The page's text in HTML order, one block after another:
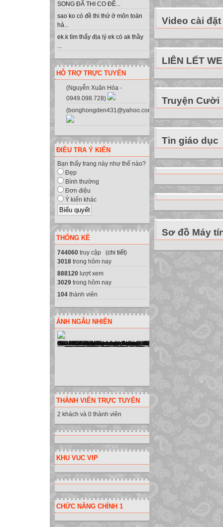
SONG ĐÃ THI CO ĐỀ...
sao ko có đề thi thử ở môn toán
hả...
ek.k tìm thấy địa lý ek có ak thầy
...
HỖ TRỢ TRỰC TUYẾN
(Nguyễn Xuân Hóa -
0949.098.728)
(bonghongden431@yahoo.com.vn)
ĐIỀU TRA Ý KIẾN
Bạn thấy trang này như thế nào?
Đẹp
Bình thường
Đơn điệu
Ý kiến khác
THỐNG KÊ
744060 truy cập (chi tiết)
3018 trong hôm nay
888120 lượt xem
3029 trong hôm nay
104 thành viên
ẢNH NGẪU NHIÊN
THÀNH VIÊN TRỰC TUYẾN
2 khách và 0 thành viên
KHU VUC VIP
CHỨC NĂNG CHÍNH 1
Tiến hai bước.
Quay trái, tiến
Nhặt rác.
Quay phải, tiến
Bỏ vào thùng rác.
VIẾT CHƯƠNG
Viết chương
Là viết các lệnh
Chương trình
thực hiện được
Khi thực hiện
Máy tính sẽ thực
Thực hiện xong
lệnh cuối.
Hãy nhặt rác;
Bắt đầu
Tiến 2 bước,
Quay trái, tiến 1
Quay phải, tiến
Quay trái, tiến 2
Bỏ rác vào thùng;
Kết thúc.
Tại sao cần
Việc viết nhiều
điều khiển máy
CHƯƠNG
010101001001
110101011011
Thông tin đưa
0 và 1: dãy Bit
Ngôn ngữ máy
Ngôn ngữ máy
trực tiếp hiểu và
Ngôn ngữ lập
Chương trình
Là chương
Tuy nhiên máy
bằng ngôn ngữ
ngữ máy bằng
Video cài đặt
LIÊN LẾT
Truyện Cười
Tin giáo dục
Sơ đồ Máy